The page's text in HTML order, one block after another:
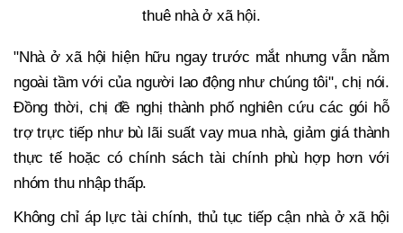
thuê nhà ở xã hội.
"Nhà ở xã hội hiện hữu ngay trước mắt nhưng vẫn nằm
ngoài tầm với của người lao động như chúng tôi", chị nói.
Đồng thời, chị đề nghị thành phố nghiên cứu các gói hỗ
trợ trực tiếp như bù lãi suất vay mua nhà, giảm giá thành
thực tế hoặc có chính sách tài chính phù hợp hơn với
nhóm thu nhập thấp.
Không chỉ áp lực tài chính, thủ tục tiếp cận nhà ở xã hội